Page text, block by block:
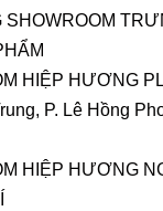
SHOWROOM
HIỆP HƯƠNG
P. Lê Hồng
HIỆP HƯƠNG